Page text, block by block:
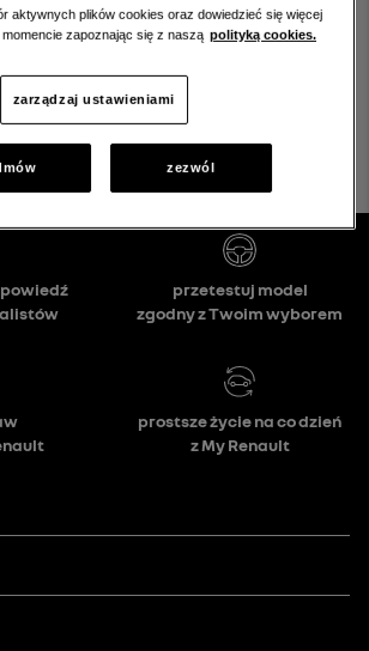
wróć na stronę główną
aktywnych plików cookies oraz dowiedzieć się więcej
zapoznając się z naszą polityką cookies.
zarządzaj ustawieniami
zezwól